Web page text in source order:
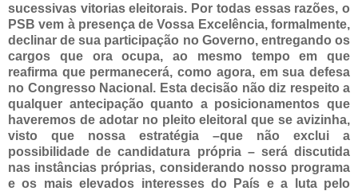
sucessivas vitorias eleitorais. Por todas essas razões, o
PSB vem à presença de Vossa Excelência, formalmente,
declinar de sua participação no Governo, entregando os
cargos que ora ocupa, ao mesmo tempo em que
reafirma que permanecerá, como agora, em sua defesa
no Congresso Nacional. Esta decisão não diz respeito a
qualquer antecipação quanto a posicionamentos que
haveremos de adotar no pleito eleitoral que se avizinha,
visto que nossa estratégia –que não exclui a
possibilidade de candidatura própria – será discutida
nas instâncias próprias, considerando nosso programa
e os mais elevados interesses do País e a luta pelo